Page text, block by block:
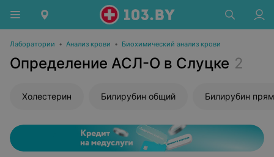
Лаборатории • Анализ крови • Биохимический анализ крови
Определение АСЛ-О в Слуцке 2
Холестерин Билирубин общий Билирубин